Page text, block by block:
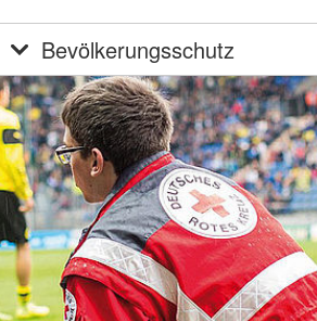
Bevölkerungsschutz